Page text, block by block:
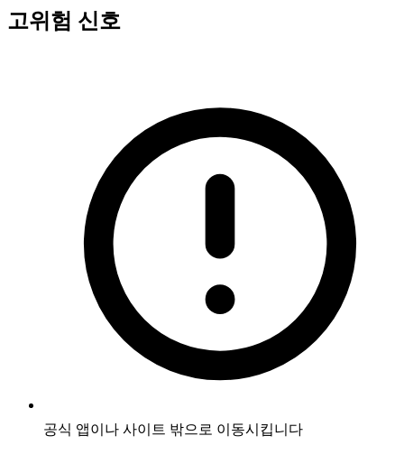
고위험 신호
공식 앱이나 사이트 밖으로 이동시킵니다